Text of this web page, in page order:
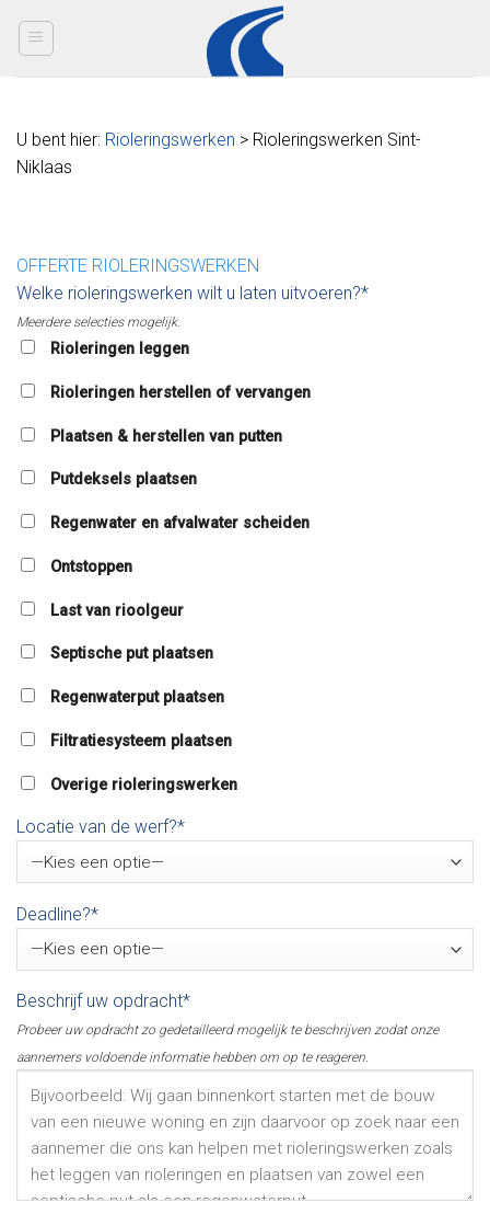
U bent hier: Rioleringswerken > Rioleringswerken Sint-
Niklaas
OFFERTE RIOLERINGSWERKEN
Welke rioleringswerken wilt u laten uitvoeren?*
Meerdere selecties mogelijk.
Rioleringen leggen
Rioleringen herstellen of vervangen
Plaatsen & herstellen van putten
Putdeksels plaatsen
Regenwater en afvalwater scheiden
Ontstoppen
Last van rioolgeur
Septische put plaatsen
Regenwaterput plaatsen
Filtratiesysteem plaatsen
Overige rioleringswerken
Locatie van de werf?*
Deadline?*
Beschrijf uw opdracht*
Probeer uw opdracht zo gedetailleerd mogelijk te beschrijven zodat onze
aannemers voldoende informatie hebben om op te reageren.